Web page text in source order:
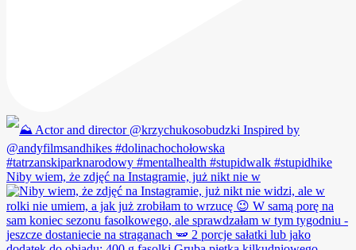
Niby wiem, że zdjęć na Instagramie, już nikt nie w